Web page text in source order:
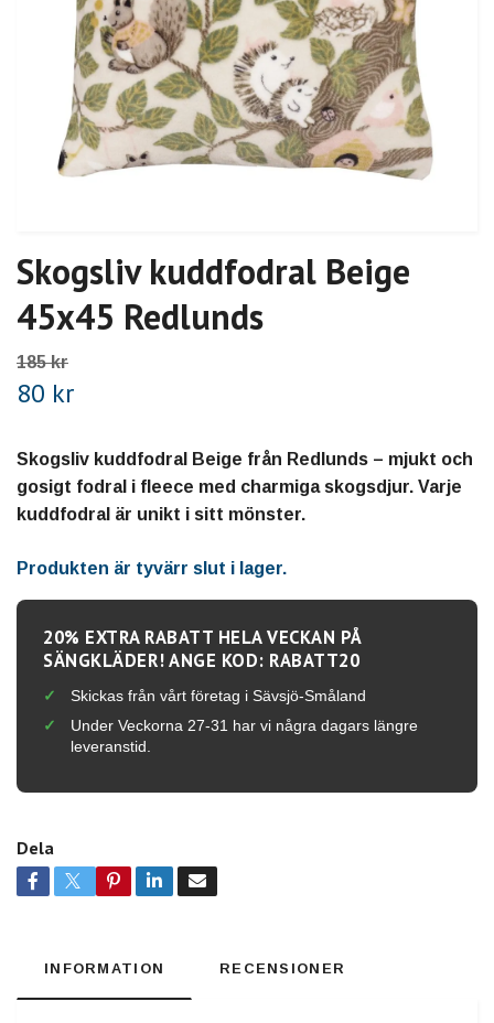
Skogsliv kuddfodral Beige
45x45 Redlunds
185 kr
80 kr
Skogsliv kuddfodral Beige från Redlunds – mjukt och
gosigt fodral i fleece med charmiga skogsdjur. Varje
kuddfodral är unikt i sitt mönster.
Produkten är tyvärr slut i lager.
20% EXTRA RABATT HELA VECKAN PÅ
SÄNGKLÄDER! ANGE KOD: RABATT20
Skickas från vårt företag i Sävsjö-Småland
Under Veckorna 27-31 har vi några dagars längre
leveranstid.
Dela
INFORMATION RECENSIONER